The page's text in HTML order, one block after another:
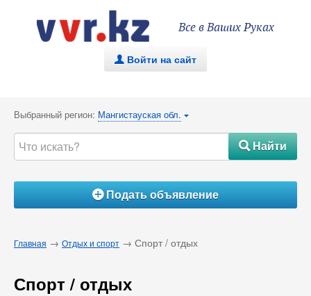
Все в Ваших Руках
. Войти на сайт
Выбранный регион: Мангистауская обл. {
#Найти
ÁПодать объявление
Главная → Отдых и спорт → Спорт / отдых
Спорт / отдых